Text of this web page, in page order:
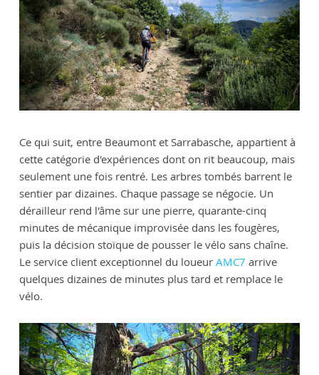
Ce qui suit, entre Beaumont et Sarrabasche, appartient à
cette catégorie d'expériences dont on rit beaucoup, mais
seulement une fois rentré. Les arbres tombés barrent le
sentier par dizaines. Chaque passage se négocie. Un
dérailleur rend l'âme sur une pierre, quarante-cinq
minutes de mécanique improvisée dans les fougères,
puis la décision stoïque de pousser le vélo sans chaîne.
Le service client exceptionnel du loueur AMC7 arrive
quelques dizaines de minutes plus tard et remplace le
vélo.